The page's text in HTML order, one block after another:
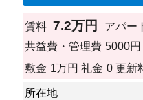
賃料 7.2万円 アパー
共益費・管理費 5000円
敷金 1万円 礼金 0 更新
所在地